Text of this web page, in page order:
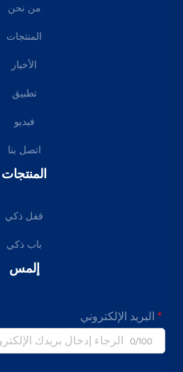
من نحن
المنتجات
الأخبار
تطبيق
فيديو
اتصل بنا
المنتجات
قفل ذكي
باب ذكي
إلمس
البريد الإلكتروني
0/100